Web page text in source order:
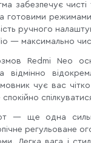
забезпечує
готовими режимами
ручного
— максимально
Redmi Neo
відмінно
чує вас
— ще одна
регульоване